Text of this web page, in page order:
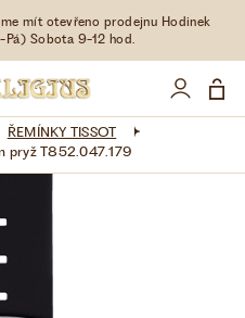
mít otevřeno prodejnu Hodinek
Sobota 9-12 hod.
ŘEMÍNKY TISSOT
pryž T852.047.179